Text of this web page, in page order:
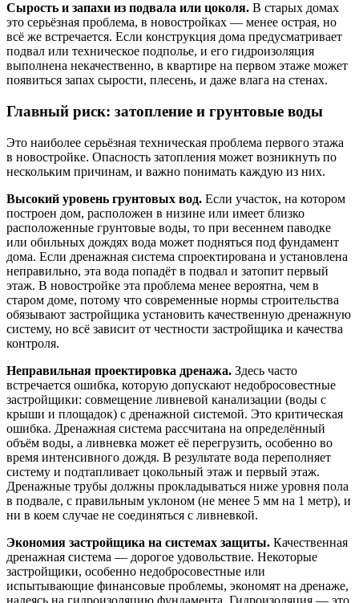
Сырость и запахи из подвала или цоколя. В старых домах
это серьёзная проблема, в новостройках — менее острая, но
всё же встречается. Если конструкция дома предусматривает
подвал или техническое подполье, и его гидроизоляция
выполнена некачественно, в квартире на первом этаже может
появиться запах сырости, плесень, и даже влага на стенах.
Главный риск: затопление и грунтовые воды
Это наиболее серьёзная техническая проблема первого этажа
в новостройке. Опасность затопления может возникнуть по
нескольким причинам, и важно понимать каждую из них.
Высокий уровень грунтовых вод. Если участок, на котором
построен дом, расположен в низине или имеет близко
расположенные грунтовые воды, то при весеннем паводке
или обильных дождях вода может подняться под фундамент
дома. Если дренажная система спроектирована и установлена
неправильно, эта вода попадёт в подвал и затопит первый
этаж. В новостройке эта проблема менее вероятна, чем в
старом доме, потому что современные нормы строительства
обязывают застройщика установить качественную дренажную
систему, но всё зависит от честности застройщика и качества
контроля.
Неправильная проектировка дренажа. Здесь часто
встречается ошибка, которую допускают недобросовестные
застройщики: совмещение ливневой канализации (воды с
крыши и площадок) с дренажной системой. Это критическая
ошибка. Дренажная система рассчитана на определённый
объём воды, а ливневка может её перегрузить, особенно во
время интенсивного дождя. В результате вода переполняет
систему и подтапливает цокольный этаж и первый этаж.
Дренажные трубы должны прокладываться ниже уровня пола
в подвале, с правильным уклоном (не менее 5 мм на 1 метр), и
ни в коем случае не соединяться с ливневкой.
Экономия застройщика на системах защиты. Качественная
дренажная система — дорогое удовольствие. Некоторые
застройщики, особенно недобросовестные или
испытывающие финансовые проблемы, экономят на дренаже,
надеясь на гидроизоляцию фундамента. Гидроизоляция — это